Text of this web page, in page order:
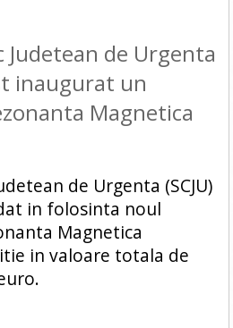
Judetean de Urgenta
inaugurat un
Magnetica
de Urgenta (SCJU)
in folosinta noul
Magnetica
in valoare totala de